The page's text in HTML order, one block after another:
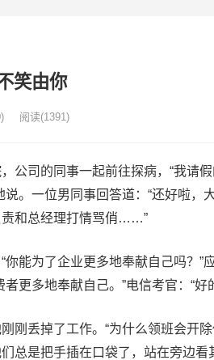
笑由你
阅读(1391)
公司的同事一起前往探病，“我请
说。一位男同事回答道：“还好啦，
责和总经理打情骂俏……”
能为了企业更多地奉献自己吗？”
更多地奉献自己。”电信考官：“好
刚丢掉了工作。“为什么领班会开除
总是把手插在口袋了，站在旁边看